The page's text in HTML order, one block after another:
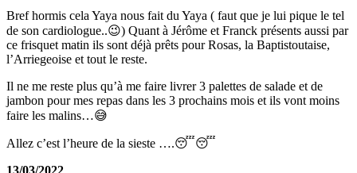
Bref hormis cela Yaya nous fait du Yaya ( faut que je lui pique le tel
de son cardiologue..😉) Quant à Jérôme et Franck présents aussi par
ce frisquet matin ils sont déjà prêts pour Rosas, la Baptistoutaise,
l’Arriegeoise et tout le reste.
Il ne me reste plus qu’à me faire livrer 3 palettes de salade et de
jambon pour mes repas dans les 3 prochains mois et ils vont moins
faire les malins…😅
Allez c’est l’heure de la sieste ….😴😴
13/03/2022